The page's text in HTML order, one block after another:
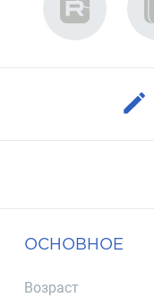
ОСНОВНОЕ
Возраст